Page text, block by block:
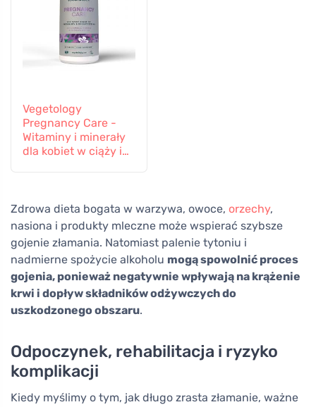
Vegetology
Pregnancy Care -
Witaminy i minerały
dla kobiet w ciąży i
Zdrowa dieta bogata w warzywa, owoce, orzechy,
nasiona i produkty mleczne może wspierać szybsze
gojenie złamania. Natomiast palenie tytoniu i
nadmierne spożycie alkoholu mogą spowolnić proces
gojenia, ponieważ negatywnie wpływają na krążenie
krwi i dopływ składników odżywczych do
uszkodzonego obszaru.
Odpoczynek, rehabilitacja i ryzyko
komplikacji
Kiedy myślimy o tym, jak długo zrasta złamanie, ważne